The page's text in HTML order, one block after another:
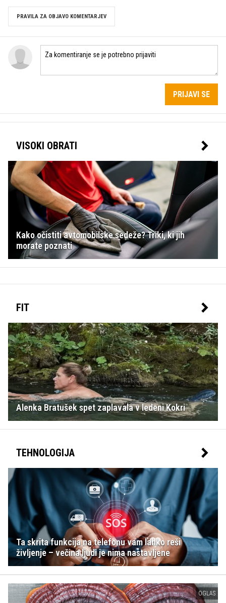
PRAVILA ZA OBJAVO KOMENTARJEV
PRIJAVI SE
VISOKI OBRATI
Kako očistiti avtomobilske sedeže? Triki, ki jih
morate poznati
FIT
Alenka Bratušek spet zaplavala v ledeni Kokri
TEHNOLOGIJA
Ta skrita funkcija na telefonu vam lahko reši
življenje – večina ljudi je nima nastavljene
OGLAS